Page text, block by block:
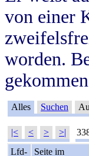
von einer
worden.
Alles Suchen
|< < > >|
Lfd-
Seite im